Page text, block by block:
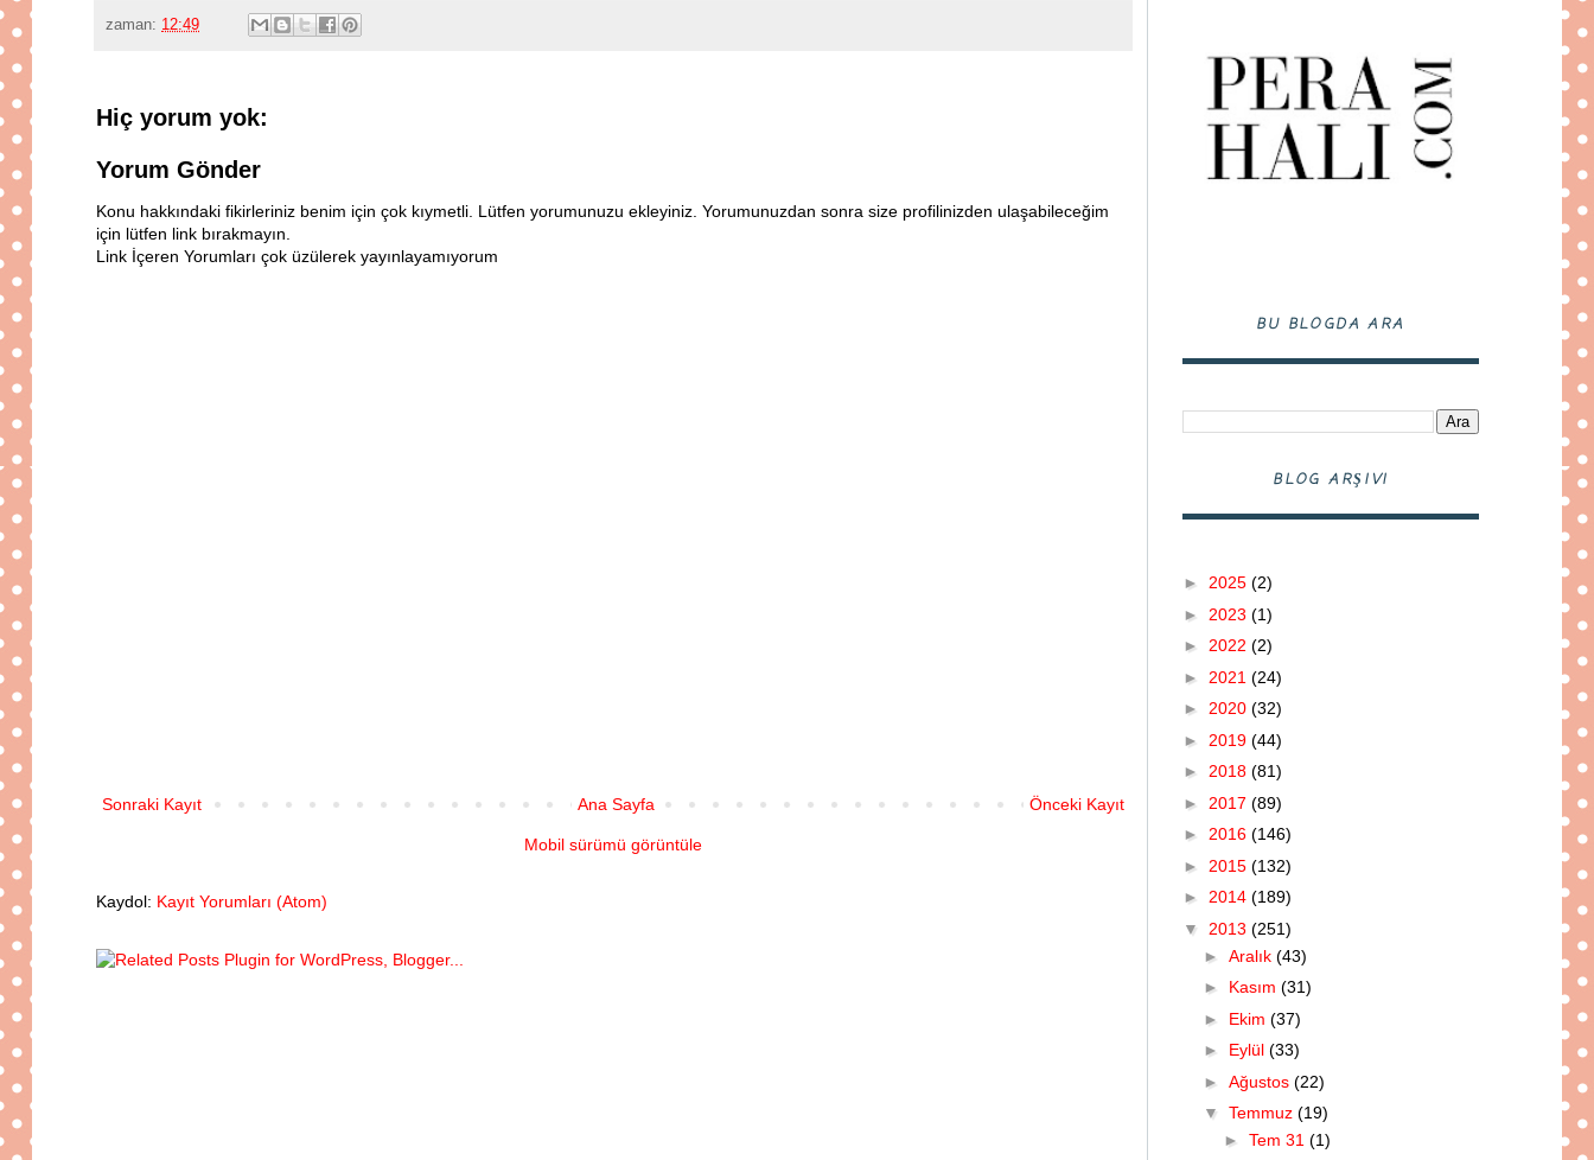
zaman: 12:49
Hiç yorum yok:
Yorum Gönder
Konu hakkındaki fikirleriniz benim için çok kıymetli. Lütfen yorumunuzu ekleyiniz. Yorumunuzdan sonra size profilinizden ulaşabileceğim
için lütfen link bırakmayın.
Link İçeren Yorumları çok üzülerek yayınlayamıyorum
Sonraki Kayıt Önceki Kayıt
Ana Sayfa
Mobil sürümü görüntüle
Kaydol: Kayıt Yorumları (Atom)
BU BLOGDA ARA
BLOG ARŞIVI
► 2025 (2)
► 2023 (1)
► 2022 (2)
► 2021 (24)
► 2020 (32)
► 2019 (44)
► 2018 (81)
► 2017 (89)
► 2016 (146)
► 2015 (132)
► 2014 (189)
▼ 2013 (251)
► Aralık (43)
► Kasım (31)
► Ekim (37)
► Eylül (33)
► Ağustos (22)
▼ Temmuz (19)
► Tem 31 (1)